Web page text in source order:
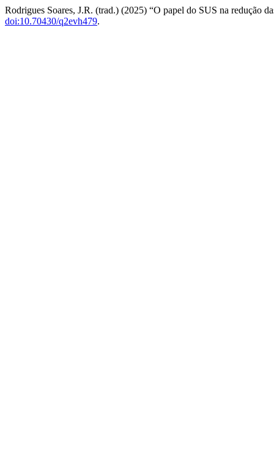
Rodrigues Soares, J.R. (trad.) (2025) “O papel do SUS na redução
doi:10.70430/q2evh479.